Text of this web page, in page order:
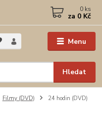
Menu
Hledat
0 ks
za 0 Kč
Filmy (DVD) 24 hodin (DVD)